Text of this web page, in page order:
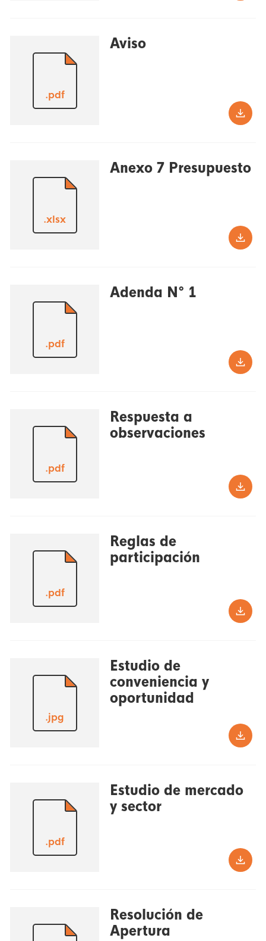
.pdf
Aviso
.xlsx
Anexo 7 Presupuesto
.pdf
Adenda N° 1
.pdf
Respuesta a
observaciones
.pdf
Reglas de
participación
.jpg
Estudio de
conveniencia y
oportunidad
.pdf
Estudio de mercado
y sector
Resolución de
Apertura